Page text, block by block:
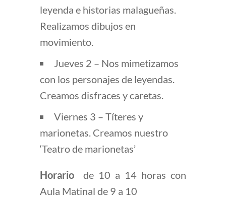
leyenda e historias malagueñas.
Realizamos dibujos en
movimiento.
Jueves 2 – Nos mimetizamos
con los personajes de leyendas.
Creamos disfraces y caretas.
Viernes 3 – Títeres y
marionetas. Creamos nuestro
‘Teatro de marionetas’
Horario
de 10 a 14 horas con
Aula Matinal de 9 a 10